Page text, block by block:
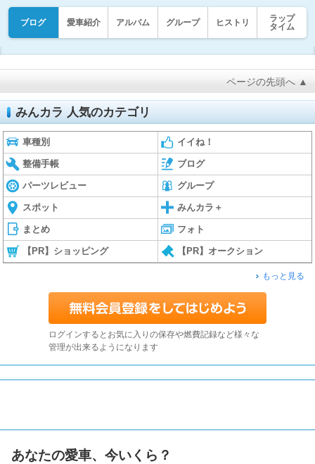
ブログ 愛車紹介 アルバム グループ ヒストリ
ラップ
タイム
ページの先頭へ ▲
みんカラ 人気のカテゴリ
車種別 イイね！
整備手帳 ブログ
パーツレビュー グループ
スポット みんカラ＋
まとめ フォト
【PR】ショッピング 【PR】オークション
もっと見る
ログインするとお気に入りの保存や燃費記録など様々な
管理が出来るようになります
あなたの愛車、今いくら？